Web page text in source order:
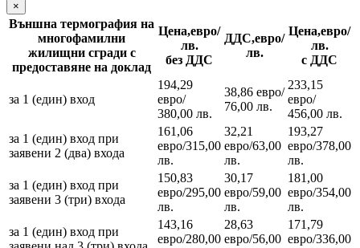
×
Външна термография на
многофамилни
жилищни сгради с
предоставяне на доклад
Цена,евро/
лв.
без ДДС
ДДС,евро/
лв.
Цена,евро/
лв.
с ДДС
за 1 (един) вход
194,29
евро/
380,00 лв.
38,86 евро/
76,00 лв.
233,15
евро/
456,00 лв.
за 1 (един) вход при
заявени 2 (два) входа
161,06
евро/315,00
лв.
32,21
евро/63,00
лв.
193,27
евро/378,00
лв.
за 1 (един) вход при
заявени 3 (три) входа
150,83
евро/295,00
лв.
30,17
евро/59,00
лв.
181,00
евро/354,00
лв.
за 1 (един) вход при
143,16
евро/280,00
28,63
евро/56,00
171,79
евро/336,00